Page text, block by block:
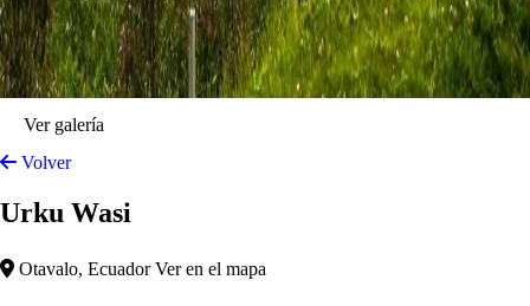
Ver galería
Volver
Urku Wasi
Otavalo, Ecuador Ver en el mapa